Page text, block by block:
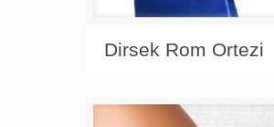
Dirsek Rom Ortezi